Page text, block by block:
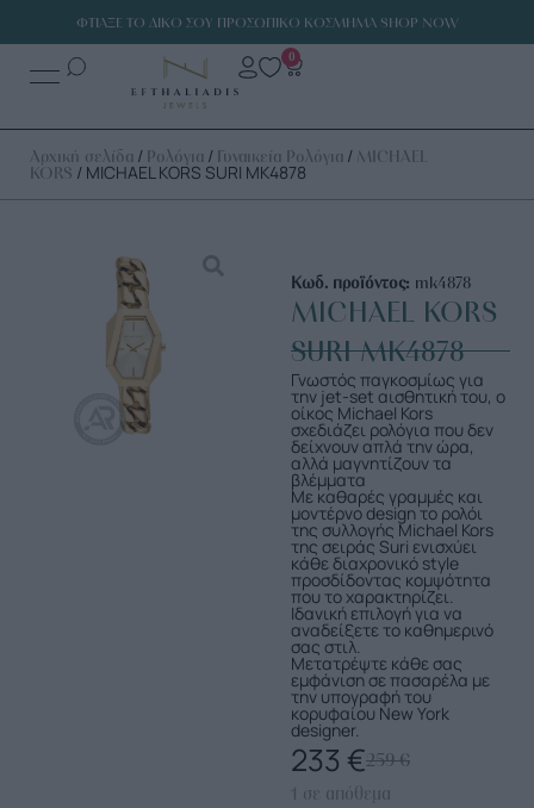
ΦΤΙΑΞΕ ΤΟ ΔΙΚΟ ΣΟΥ ΠΡΟΣΩΠΙΚΟ ΚΟΣΜΗΜΑ SHOP NOW
0
Αρχική σελίδα / Ρολόγια / Γυναικεία Ρολόγια / MICHAEL
KORS / MICHAEL KORS SURI MK4878
Κωδ. προϊόντος: mk4878
MICHAEL KORS
SURI MK4878
Γνωστός παγκοσμίως για
την jet-set αισθητική του, ο
οίκος Michael Kors
σχεδιάζει ρολόγια που δεν
δείχνουν απλά την ώρα,
αλλά μαγνητίζουν τα
βλέμματα
Με καθαρές γραμμές και
μοντέρνο design το ρολόι
της συλλογής Michael Kors
της σειράς Suri ενισχύει
κάθε διαχρονικό style
προσδίδοντας κομψότητα
που το χαρακτηρίζει.
Ιδανική επιλογή για να
αναδείξετε το καθημερινό
σας στιλ.
Μετατρέψτε κάθε σας
εμφάνιση σε πασαρέλα με
την υπογραφή του
κορυφαίου New York
designer.
259€
233 €
1 σε απόθεμα